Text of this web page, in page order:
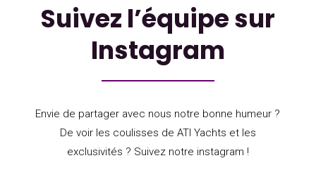
Suivez l’équipe sur
Instagram
Envie de partager avec nous notre bonne humeur ?
De voir les coulisses de ATI Yachts et les
exclusivités ? Suivez notre instagram !